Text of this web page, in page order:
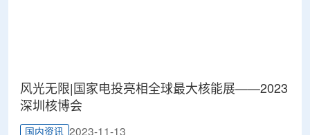
风光无限|国家电投亮相全球最大核能展——2023
深圳核博会
国内资讯 2023-11-13